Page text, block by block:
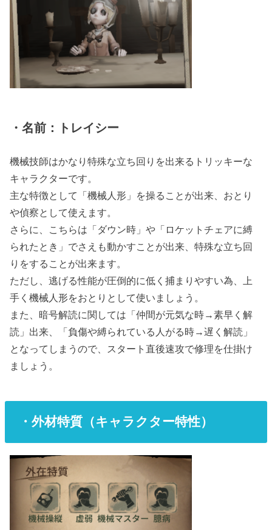
・名前：トレイシー
機械技師はかなり特殊な立ち回りを出来るトリッキーな
キャラクターです。
主な特徴として「機械人形」を操ることが出来、おとり
や偵察として使えます。
さらに、こちらは「ダウン時」や「ロケットチェアに縛
られたとき」でさえも動かすことが出来、特殊な立ち回
りをすることが出来ます。
ただし、逃げる性能が圧倒的に低く捕まりやすい為、上
手く機械人形をおとりとして使いましょう。
また、暗号解読に関しては「仲間が元気な時→素早く解
読」出来、「負傷や縛られている人がる時→遅く解読」
となってしまうので、スタート直後速攻で修理を仕掛け
ましょう。
・外材特質（キャラクター特性）